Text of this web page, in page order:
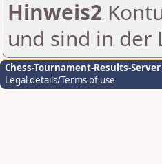
Hinweis2
und sind in der
Chess-Tournament-Results-Server
Legal details/Terms of use